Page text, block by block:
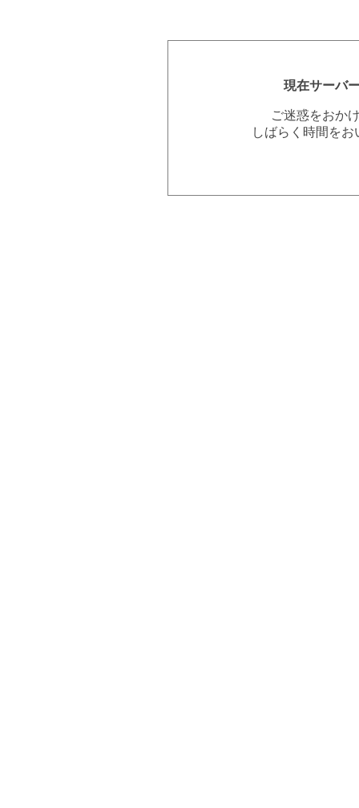
現在サーバ
ご迷惑をおか
しばらく時間を